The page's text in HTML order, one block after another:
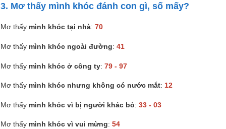
3. Mơ thấy mình khóc đánh con gì, số mấy?
Mơ thấy mình khóc tại nhà: 70
Mơ thấy mình khóc ngoài đường: 41
Mơ thấy mình khóc ở công ty: 79 - 97
Mơ thấy mình khóc nhưng không có nước mắt: 12
Mơ thấy mình khóc vì bị người khác bỏ: 33 - 03
Mơ thấy mình khóc vì vui mừng: 54